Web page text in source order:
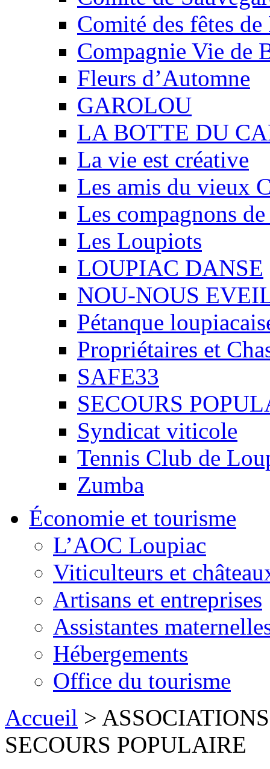
Comité des fêtes
Compagnie Vie de
Fleurs d’Automne
GAROLOU
LA BOTTE DU
La vie est créative
Les amis du vieux
Les compagnons
Les Loupiots
LOUPIAC DANSE
NOU-NOUS
Pétanque
Propriétaires et
SAFE33
SECOURS
Syndicat viticole
Tennis Club de
Zumba
Économie et tourisme
L’AOC Loupiac
Viticulteurs et
Artisans et entreprises
Assistantes
Hébergements
Office du tourisme
Accueil >
SECOURS POPULAIRE